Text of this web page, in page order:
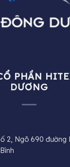
PHẦN
DƯƠNG
2, Ngõ 690 đường